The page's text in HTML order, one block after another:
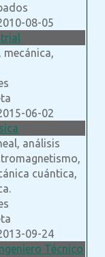
08-05
mecánica,
06-02
análisis
cuántica,
09-24
Técnico